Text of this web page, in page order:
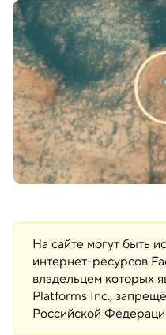
На сайте могут быть
интернет-ресурсов
владельцем которых
Platforms Inc.,
Российской